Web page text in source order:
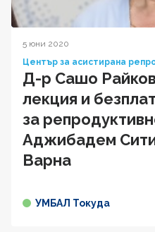
5 юни 2020
Център за асистирана
Д-р Сашо
лекция и
за
Аджибадем
Варна
УМБАЛ Токуда